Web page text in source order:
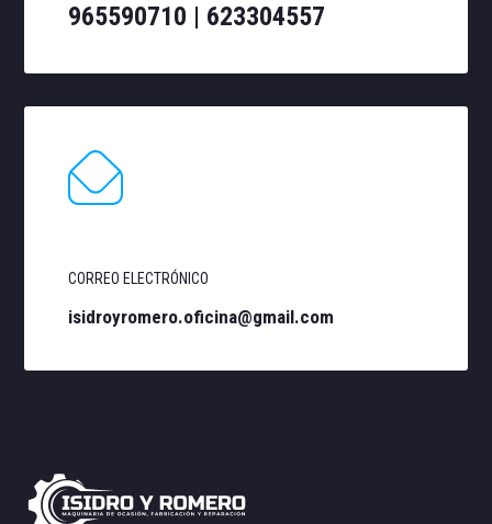
965590710 | 623304557
CORREO ELECTRÓNICO
isidroyromero.oficina@gmail.com